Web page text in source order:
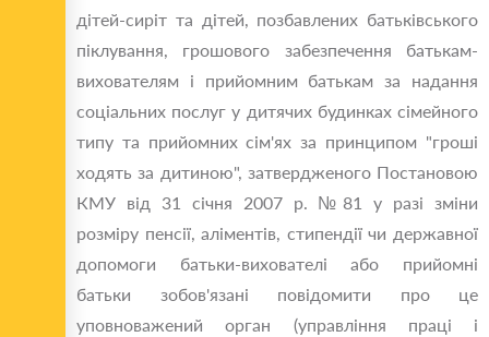
дітей-сиріт та дітей, позбавлених батьківського
піклування, грошового забезпечення батькам-
вихователям і прийомним батькам за надання
соціальних послуг у дитячих будинках сімейного
типу та прийомних сім'ях за принципом "гроші
ходять за дитиною", затвердженого Постановою
КМУ від 31 січня 2007 р. №81 у разі зміни
розміру пенсії, аліментів, стипендії чи державної
допомоги батьки-вихователі або прийомні
батьки зобов'язані повідомити про це
уповноважений орган (управління праці і